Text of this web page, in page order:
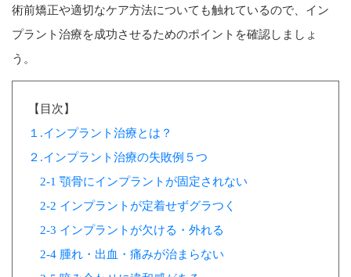
術前矯正や適切なケア方法についても触れているので、イン
プラント治療を成功させるためのポイントを確認しましょ
う。
【目次】
１.インプラント治療とは？
２.インプラント治療の失敗例５つ
2-1 顎骨にインプラントが固定されない
2-2 インプラントが定着せずグラつく
2-3 インプラントが欠ける・外れる
2-4 腫れ・出血・痛みが治まらない